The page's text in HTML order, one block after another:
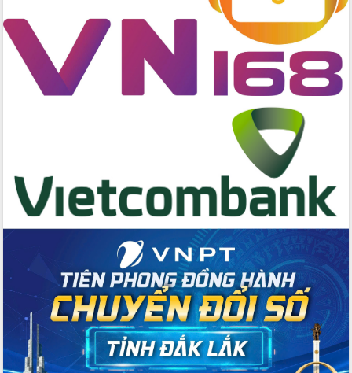
Thứ trưởng Bộ Y tế làm việc với tỉnh
Đắk Lắk về phát triển nhân lực y tế
cho trạm y tế cấp xã
Du lịch Đắk Lắk nâng tầm trải nghiệm
du khách thông qua Hệ thống cơ sở dữ
trao đổi thông tin trước Kỳ họp thứ
nhất, Quốc hội khóa XVI
Quyết liệt cải cách hành chính, khơi
Nâng cao hiệu lực, hiệu quả HĐND
tỉnh thông qua hiện đại hóa hành chính
Xã Ea Phê gắn cải cách hành chính với
chuyển đổi số
Phó Chủ tịch Thường trực UBND tỉnh
Hồ Thị Nguyên Thảo làm việc tại Trung
tâm Phục vụ hành chính công xã Ea